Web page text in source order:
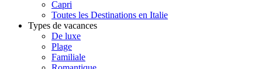
Capri
Toutes les Destinations en Italie
Types de vacances
De luxe
Plage
Familiale